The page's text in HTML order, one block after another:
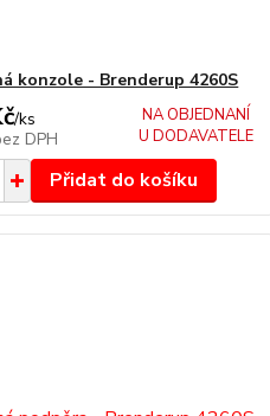
konzole - Brenderup 4260S
/ks
DPH
NA OBJEDNANÍ
U DODAVATELE
Přidat do košíku